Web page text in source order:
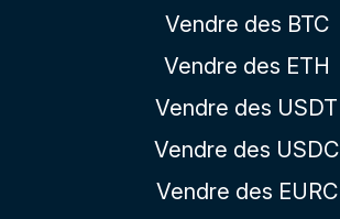
Vendre des BTC
Vendre des ETH
Vendre des USDT
Vendre des USDC
Vendre des EURC